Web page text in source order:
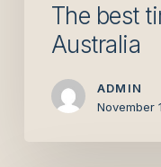
The best
Australia
ADMIN
November